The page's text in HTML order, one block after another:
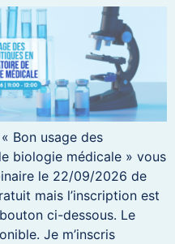
Bon usage des
biologie médicale » vous
le 22/09/2026 de
mais l’inscription est
ci-dessous. Le
Je m’inscris